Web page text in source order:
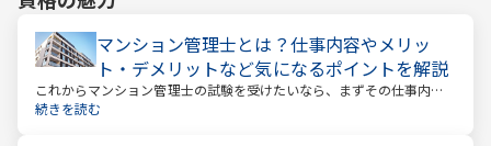
マンション管理士とは？仕事内容やメリッ
ト・デメリットなど気になるポイントを解説
これからマンション管理士の試験を受けたいなら、まずその仕事内容
を確かめましょう。この仕事では、マンション管理組合の総合的なサ
続きを読む